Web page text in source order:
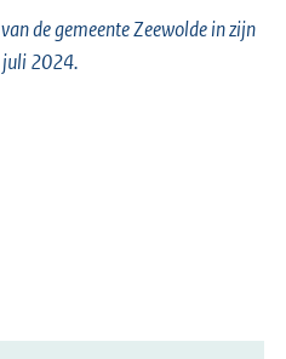
de gemeente Zeewolde in zijn
juli 2024.